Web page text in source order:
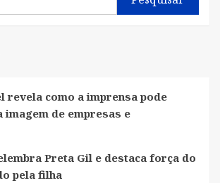
revela como a imprensa pode
de empresas e
Preta Gil e destaca força do
pela filha